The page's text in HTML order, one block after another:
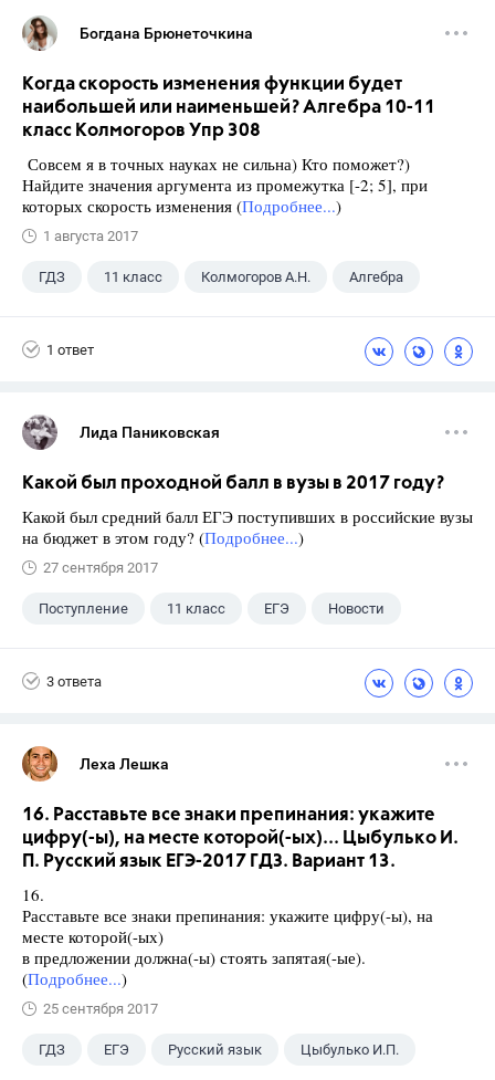
Богдана Брюнеточкина
Когда скорость изменения функции будет
наибольшей или наименьшей? Алгебра 10-11
класс Колмогоров Упр 308
Совсем я в точных науках не сильна) Кто поможет?)
Найдите значения аргумента из промежутка [-2; 5], при
которых скорость изменения (Подробнее...)
1 августа 2017
ГДЗ 11 класс Колмогоров А.Н. Алгебра
1 ответ
Лида Паниковская
Какой был проходной балл в вузы в 2017 году?
Какой был средний балл ЕГЭ поступивших в российские вузы
на бюджет в этом году? (Подробнее...)
27 сентября 2017
Поступление 11 класс ЕГЭ Новости
3 ответа
Леха Лешка
16. Расставьте все знаки препинания: укажите
цифру(-ы), на месте которой(-ых)... Цыбулько И.
П. Русский язык ЕГЭ-2017 ГДЗ. Вариант 13.
16.
Расставьте все знаки препинания: укажите цифру(-ы), на
месте которой(-ых)
в предложении должна(-ы) стоять запятая(-ые).
(Подробнее...)
25 сентября 2017
ГДЗ ЕГЭ Русский язык Цыбулько И.П.